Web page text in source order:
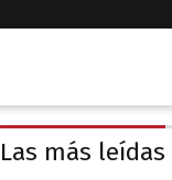
Las más leídas